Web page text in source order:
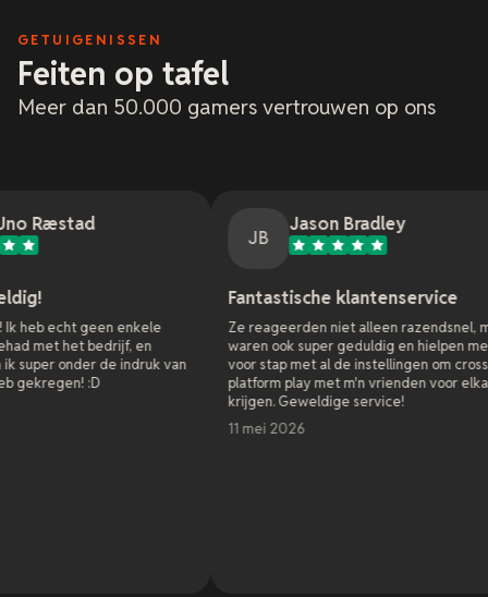
GETUIGENISSEN
Feiten op tafel
Meer dan 50.000 gamers vertrouwen op ons
enkele
en
indruk van
Jason Bradley
Fantastische klantenservice
Ze reageerden niet alleen razendsnel, maar
waren ook super geduldig en hielpen me stap
voor stap met al de instellingen om cross
platform play met m'n vrienden voor elkaar te
krijgen. Geweldige service!